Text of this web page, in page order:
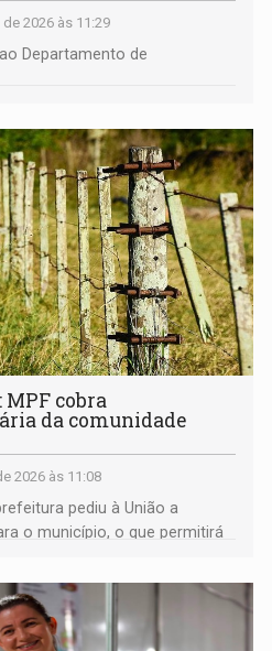
2026 às 11:29
Departamento de
MPF cobra
da comunidade
2026 às 11:08
pediu à União a
o município, o que permitirá